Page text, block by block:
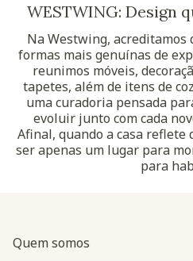
WESTWING: Design
Na Westwing, acreditamos
formas mais genuínas de
reunimos móveis,
tapetes, além de itens de
uma curadoria pensada
evoluir junto com cada
Afinal, quando a casa reflete
ser apenas um lugar para
para
Quem somos